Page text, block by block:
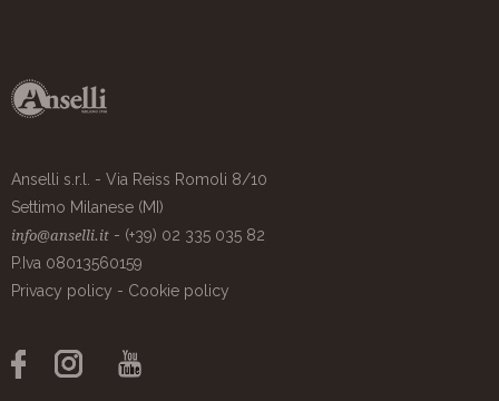
Anselli s.r.l. - Via Reiss Romoli 8/10
Settimo Milanese (MI)
info@anselli.it - (+39) 02 335 035 82
P.Iva 08013560159
Privacy policy - Cookie policy